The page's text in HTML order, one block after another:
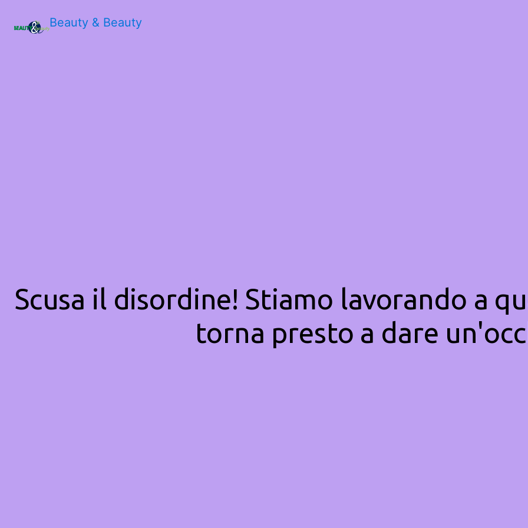
Beauty & Beauty
Scusa il disordine! Stiamo lavorando a
torna presto a dare